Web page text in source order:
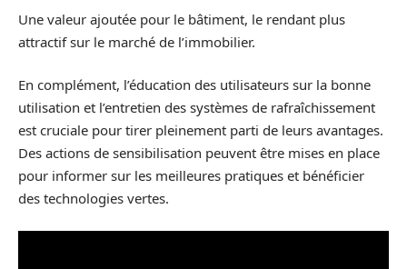
Une valeur ajoutée pour le bâtiment, le rendant plus
attractif sur le marché de l’immobilier.
En complément, l’éducation des utilisateurs sur la bonne
utilisation et l’entretien des systèmes de rafraîchissement
est cruciale pour tirer pleinement parti de leurs avantages.
Des actions de sensibilisation peuvent être mises en place
pour informer sur les meilleures pratiques et bénéficier
des technologies vertes.